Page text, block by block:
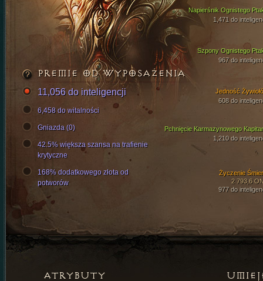
Napierśnik Ognistego
1,471 do
Szpony Ognistego
967 do
Pchnięcie Karmazynowego
1,210 do
Życzenie
2 793,6
977 do
Jedność
608 do
PREMIE OD WYPOSAŻENIA
11,056 do inteligencji
6,458 do witalności
Gniazda (0)
42.5% większa szansa na trafienie
krytyczne
168% dodatkowego złota od
potworów
ATRYBUTY